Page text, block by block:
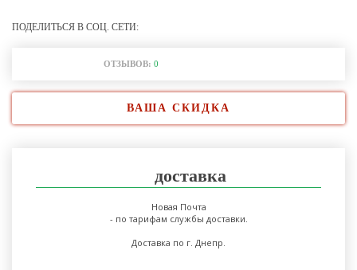
ПОДЕЛИТЬСЯ В СОЦ. СЕТИ:
ОТЗЫВОВ: 0
ВАША СКИДКА
доставка
Новая Почта
- по тарифам службы доставки.
Доставка по г. Днепр.